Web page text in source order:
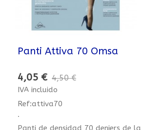
Panti Attiva 70 Omsa
4,05 € 4,50 €
IVA incluido
Ref:attiva70
.
Panti de densidad 70 deniers de la